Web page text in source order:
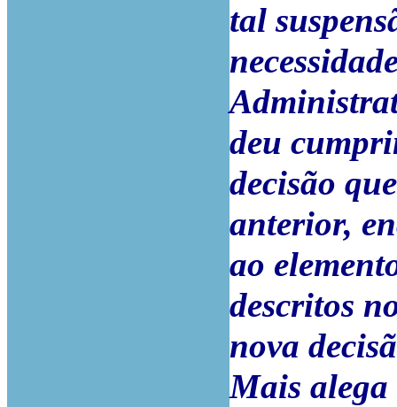
tal
deu
decisão
anterior,
ao
descritos
nova
Mais alega